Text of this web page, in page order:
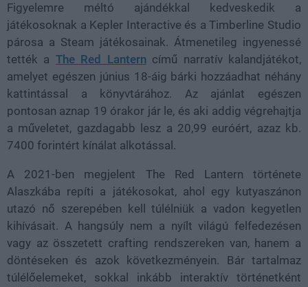
Figyelemre méltó ajándékkal kedveskedik a
játékosoknak a Kepler Interactive és a Timberline Studio
párosa a Steam játékosainak. Átmenetileg ingyenessé
tették a The Red Lanterncímű narratív kalandjátékot,
amelyet egészen június 18-áig bárki hozzáadhat néhány
kattintással a könyvtárához. Az ajánlat egészen
pontosan aznap 19 órakor jár le, és aki addig végrehajtja
a műveletet, gazdagabb lesz a 20,99 euróért, azaz kb.
7400 forintért kínálat alkotással.
A 2021-ben megjelent The Red Lantern története
Alaszkába repíti a játékosokat, ahol egy kutyaszánon
utazó nő szerepében kell túlélniük a vadon kegyetlen
kihívásait. A hangsúly nem a nyílt világú felfedezésen
vagy az összetett crafting rendszereken van, hanem a
döntéseken és azok következményein. Bár tartalmaz
túlélőelemeket, sokkal inkább interaktív történetként